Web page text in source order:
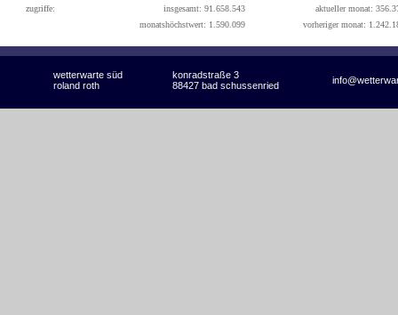
zugriffe: insgesamt: 91.658.543
aktueller monat:
monatshöchstwert: 1.590.099
vorheriger monat:
wetterwarte süd konradstraße 3
roland roth 88427 bad schussenried